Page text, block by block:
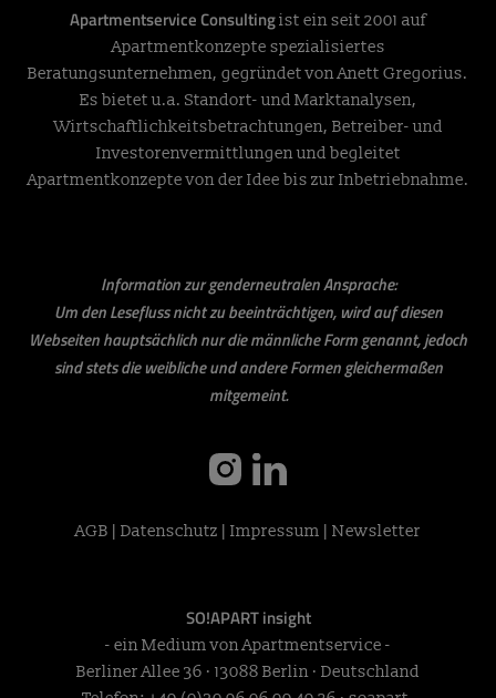
Apartmentservice Consultingist ein seit 2001 auf
Apartmentkonzepte spezialisiertes
Beratungsunternehmen, gegründet von Anett Gregorius.
Es bietet u.a. Standort- und Marktanalysen,
Wirtschaftlichkeitsbetrachtungen, Betreiber- und
Investorenvermittlungen und begleitet
Apartmentkonzepte von der Idee bis zur Inbetriebnahme.
Information zur genderneutralen Ansprache:
Um den Lesefluss nicht zu beeinträchtigen, wird auf diesen
Webseiten hauptsächlich nur die männliche Form genannt, jedoch
sind stets die weibliche und andere Formen gleichermaßen
mitgemeint.
instagram
AGB Datenschutz Impressum Newsletter
SO!APART insight
- ein Medium von Apartmentservice -
Berliner Allee 36 · 13088 Berlin · Deutschland